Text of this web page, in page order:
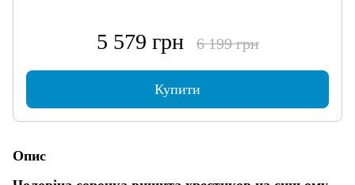
5 579 грн 6 199 грн
Купити
Опис